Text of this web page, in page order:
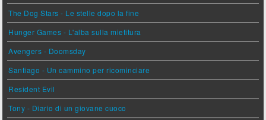
The Dog Stars - Le stelle dopo la fine
Hunger Games - L'alba sulla mietitura
Avengers - Doomsday
Santiago - Un cammino per ricominciare
Resident Evil
Tony - Diario di un giovane cuoco